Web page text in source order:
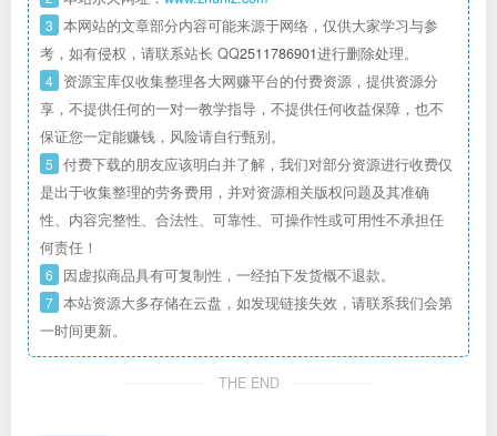
3 本网站的文章部分内容可能来源于网络，仅供大家学习与参
考，如有侵权，请联系站长 QQ2511786901进行删除处理。
4 资源宝库仅收集整理各大网赚平台的付费资源，提供资源分
享，不提供任何的一对一教学指导，不提供任何收益保障，也不
保证您一定能赚钱，风险请自行甄别。
5 付费下载的朋友应该明白并了解，我们对部分资源进行收费仅
是出于收集整理的劳务费用，并对资源相关版权问题及其准确
性、内容完整性、合法性、可靠性、可操作性或可用性不承担任
何责任！
6 因虚拟商品具有可复制性，一经拍下发货概不退款。
7 本站资源大多存储在云盘，如发现链接失效，请联系我们会第
一时间更新。
THE END